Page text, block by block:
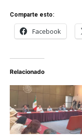
Comparte esto:
Facebook
Relacionado